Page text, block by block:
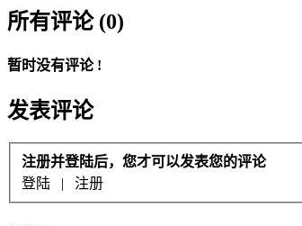
所有评论 (0)
暂时没有评论 !
发表评论
注册并登陆后，您才可以发表您的评论
登陆
| 注册